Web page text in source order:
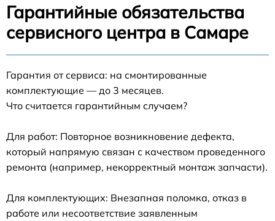
Гарантийные обязательства
сервисного центра в Самаре
Гарантия от сервиса: на смонтированные
комплектующие — до 3 месяцев.
Что считается гарантийным случаем?
Для работ: Повторное возникновение дефекта,
который напрямую связан с качеством проведенного
ремонта (например, некорректный монтаж запчасти).
Для комплектующих: Внезапная поломка, отказ в
работе или несоответствие заявленным